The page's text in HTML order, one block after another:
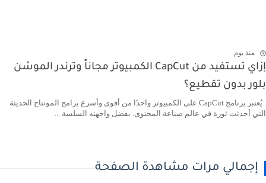
منذ يوم
إزاي تستفيد من CapCut الكمبيوتر مجاناً وترندر الموشن
بلور بدون تقطيع؟
يُعتبر برنامج CapCut على الكمبيوتر واحدًا من أقوى وأسرع برامج المونتاج الحديثة
التي أحدثت ثورة في عالم صناعة المحتوى. بفضل واجهته السلسة ...
إجمالي مرات مشاهدة الصفحة